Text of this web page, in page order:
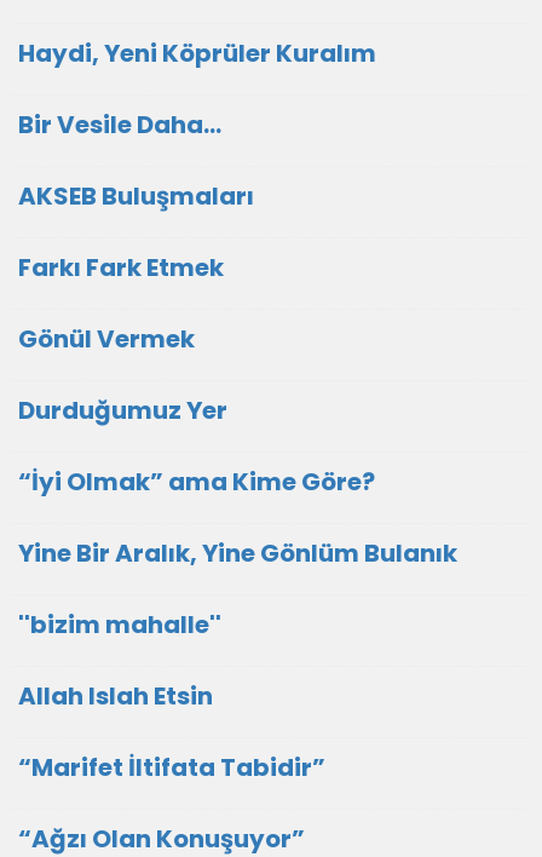
Haydi, Yeni Köprüler Kuralım
Bir Vesile Daha…
AKSEB Buluşmaları
Farkı Fark Etmek
Gönül Vermek
Durduğumuz Yer
“İyi Olmak” ama Kime Göre?
Yine Bir Aralık, Yine Gönlüm Bulanık
''bizim mahalle''
Allah Islah Etsin
“Marifet İltifata Tabidir”
“Ağzı Olan Konuşuyor”